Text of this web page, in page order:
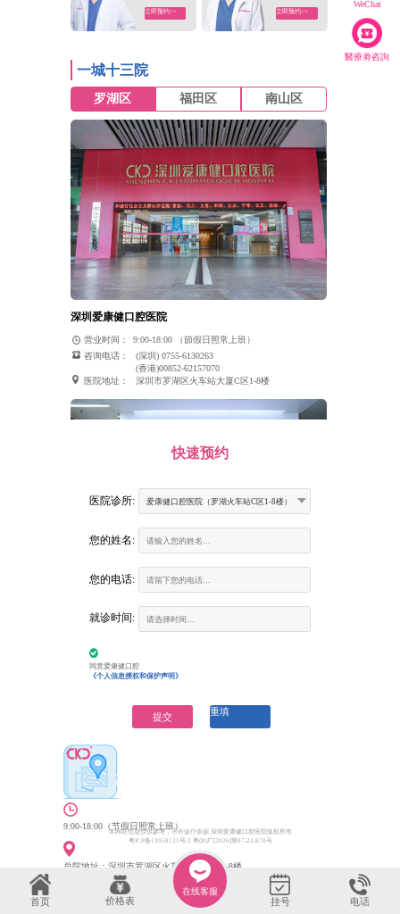
WeChat
醫療劵咨詢
首页 价格表
在线客服
挂号 电话
立即预约>> 立即预约>>
一城十三院
罗湖区 福田区 南山区
深圳爱康健口腔医院
营业时间：
9:00-18:00 （節假日照常上班）
咨询电话：
(深圳) 0755-6130263
(香港)00852-62157070
医院地址：
深圳市罗湖区火车站大厦C区1-8楼
富康口腔门诊部
营业时间： 9:00-18:00 （節假日照常上班）
(深圳) 0755-6130263
医院地址：
店二楼、罗湖地铁站D出口垂直电梯3楼）
恒乐口腔诊所
营业时间： 9:00-18:00 （節假日照常上班）
快速预约
医院诊所: 爱康健口腔医院（罗湖火车站C区1-8楼）
您的姓名:
您的电话:
就诊时间:
同意爱康健口腔
《个人信息授权和保护声明》
提交 重填
9:00-18:00（节假日照常上班）
总院地址：深圳市罗湖区火车站大厦C区1-8楼
本网站信息仅供参考，不作诊疗依据 深圳爱康健口腔医院版权所有
粤ICP备12058131号-2 粤(B)广[2026]第07-22-878号